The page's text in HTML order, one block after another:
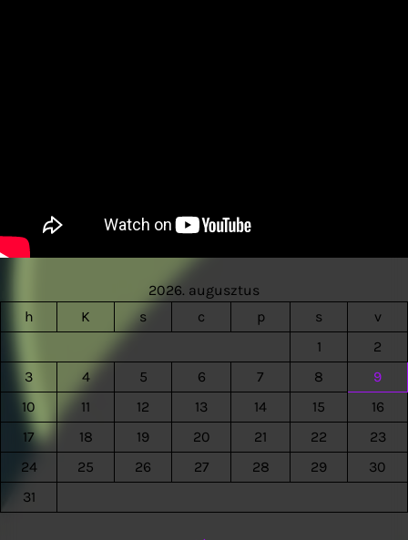
2026. augusztus
h
K s c p s
v
1
2
3
4 5 6 7 8
9
10
11 12 13 14 15
16
17
18 19 20 21 22
23
24
25 26 27 28 29
30
31